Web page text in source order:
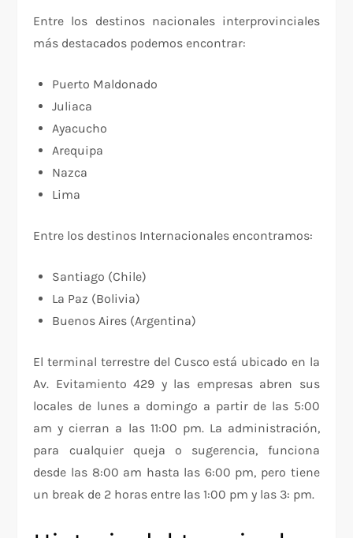
Entre los destinos nacionales interprovinciales
más destacados podemos encontrar:
Puerto Maldonado
Juliaca
Ayacucho
Arequipa
Nazca
Lima
Entre los destinos Internacionales encontramos:
Santiago (Chile)
La Paz (Bolivia)
Buenos Aires (Argentina)
El terminal terrestre del Cusco está ubicado en la
Av. Evitamiento 429 y las empresas abren sus
locales de lunes a domingo a partir de las 5:00
am y cierran a las 11:00 pm. La administración,
para cualquier queja o sugerencia, funciona
desde las 8:00 am hasta las 6:00 pm, pero tiene
un break de 2 horas entre las 1:00 pm y las 3: pm.